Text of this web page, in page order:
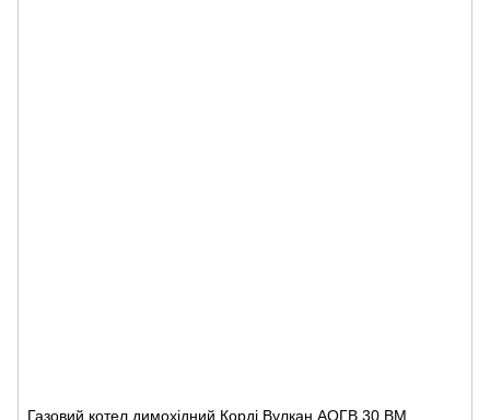
Газовий котел димохідний Корді Вулкан АОГВ 30 ВМ